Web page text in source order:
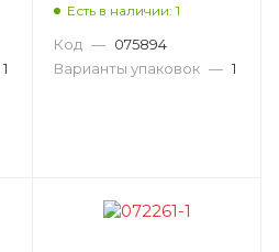
1
00222-2
Есть в наличии: 1
Код — 075894
Варианты упаковок — 1